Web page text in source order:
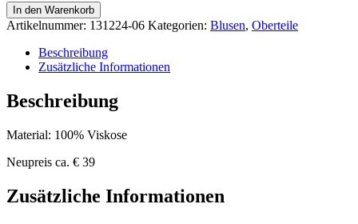
Bluse
von
One
Menge
In den Warenkorb
Artikelnummer: 131224-06 Kategorien: Blusen, Oberteile
Beschreibung
Zusätzliche Informationen
Beschreibung
Material: 100% Viskose
Neupreis ca. € 39
Zusätzliche Informationen